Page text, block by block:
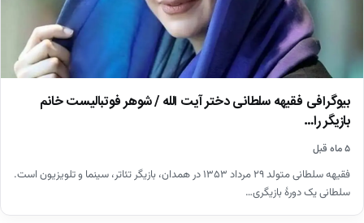
بیوگرافی فقیهه سلطانی دختر آیت الله / شوهر فوتبالیست خانم
بازیگر را…
۵ ماه قبل
فقیهه سلطانی متولد ۲۹ مرداد ۱۳۵۳ در همدان، بازیگر تئاتر، سینما و تلویزیون است.
سلطانی یک دورهٔ بازیگری…